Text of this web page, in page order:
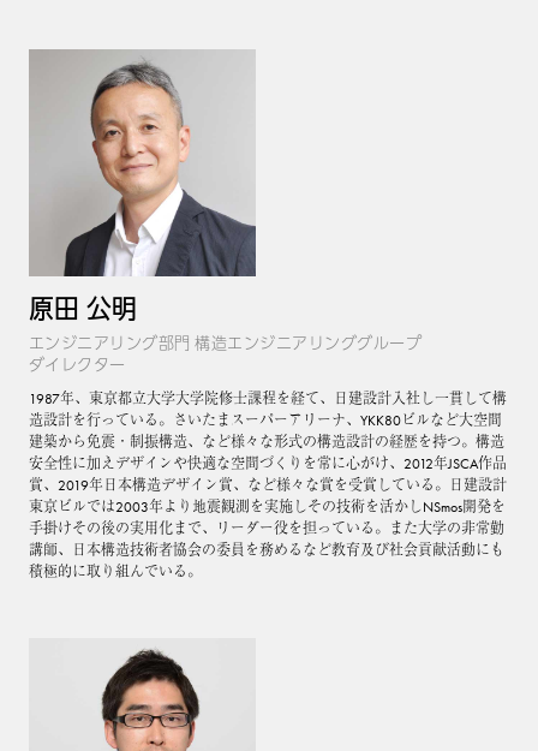
原田 公明
エンジニアリング部門 構造エンジニアリンググループ
ダイレクター
1987年、東京都立大学大学院修士課程を経て、日建設計入社し一貫して構
造設計を行っている。さいたまスーパーアリーナ、YKK80ビルなど大空間
建築から免震・制振構造、など様々な形式の構造設計の経歴を持つ。構造
安全性に加えデザインや快適な空間づくりを常に心がけ、2012年JSCA作品
賞、2019年日本構造デザイン賞、など様々な賞を受賞している。日建設計
東京ビルでは2003年より地震観測を実施しその技術を活かしNSmos開発を
手掛けその後の実用化まで、リーダー役を担っている。また大学の非常勤
講師、日本構造技術者協会の委員を務めるなど教育及び社会貢献活動にも
積極的に取り組んでいる。